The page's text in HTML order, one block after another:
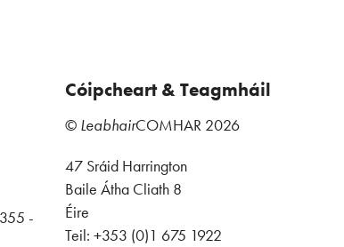
-
Cóipcheart & Teagmháil
© LeabhairCOMHAR2026
47 Sráid Harrington
Baile Átha Cliath 8
Éire
Teil: +353 (0)1 675 1922